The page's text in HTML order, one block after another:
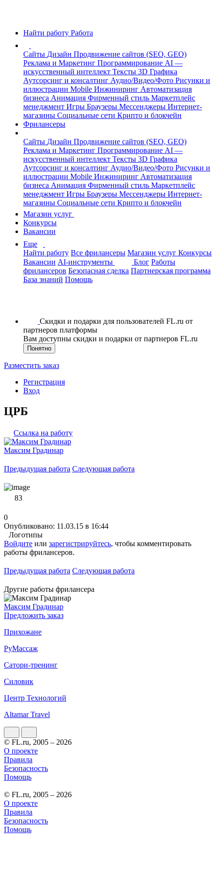
Найти работу Работа
Сайты Дизайн Продвижение сайтов (SEO, GEO)
Реклама и Маркетинг Программирование AI —
искусственный интеллект Тексты 3D Графика
Аутсорсинг и консалтинг Аудио/Видео/Фото Рисунки и
иллюстрации Mobile Инжиниринг Автоматизация
бизнеса Анимация Фирменный стиль Маркетплейс
менеджмент Игры Браузеры Мессенджеры Интернет-
магазины Социальные сети Крипто и блокчейн
Фрилансеры
Сайты Дизайн Продвижение сайтов (SEO, GEO)
Реклама и Маркетинг Программирование AI —
искусственный интеллект Тексты 3D Графика
Аутсорсинг и консалтинг Аудио/Видео/Фото Рисунки и
иллюстрации Mobile Инжиниринг Автоматизация
бизнеса Анимация Фирменный стиль Маркетплейс
менеджмент Игры Браузеры Мессенджеры Интернет-
магазины Социальные сети Крипто и блокчейн
Магазин услуг
Конкурсы
Вакансии
Еще
Найти работу Все фрилансеры Магазин услуг Конкурсы
Вакансии AI-инструменты Блог Работы
фрилансеров Безопасная сделка Партнерская программа
База знаний Помощь
Скидки и подарки для пользователей FL.ru от
партнеров платформы
Вам доступны скидки и подарки от партнеров FL.ru
Понятно
Разместить заказ
Регистрация
Вход
ЦРБ
Ссылка на работу
Максим Градинар
Предыдущая работа Следующая работа
83
0
Опубликовано: 11.03.15 в 16:44
Логотипы
Войдите или зарегистрируйтесь, чтобы комментировать
работы фрилансеров.
Предыдущая работа Следующая работа
Другие работы фрилансера
Максим Градинар
Предложить заказ
Прихожане
РуМассаж
Сатори-тренинг
Силовик
Центр Технологий
Altamar Travel
© FL.ru, 2005 – 2026
О проекте
Правила
Безопасность
Помощь
© FL.ru, 2005 – 2026
О проекте
Правила
Безопасность
Помощь